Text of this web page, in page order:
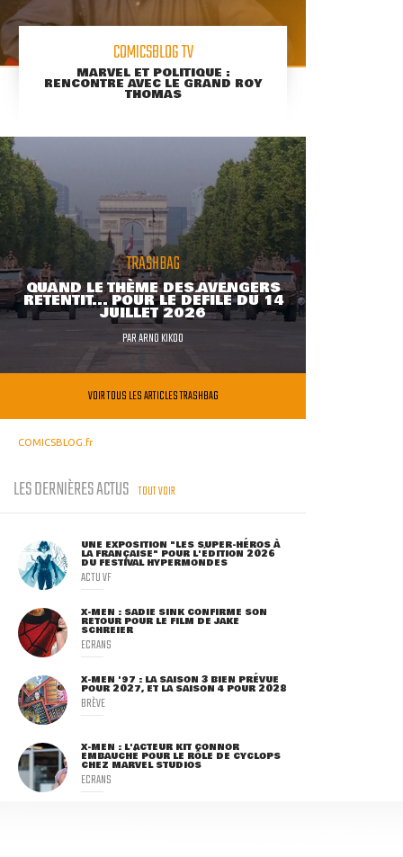
COMICSBLOG TV
MARVEL ET POLITIQUE :
RENCONTRE AVEC LE GRAND ROY
THOMAS
TRASHBAG
QUAND LE THÈME DES AVENGERS
RETENTIT... POUR LE DÉFILÉ DU 14
JUILLET 2026
PARARNO KIKOO
VOIR TOUS LES ARTICLES TRASHBAG
COMICSBLOG.fr
LES DERNIÈRES ACTUS TOUT VOIR
UNE EXPOSITION "LES SUPER-HÉROS À
LA FRANÇAISE" POUR L'ÉDITION 2026
DU FESTIVAL HYPERMONDES
ACTU VF
X-MEN : SADIE SINK CONFIRME SON
RETOUR POUR LE FILM DE JAKE
SCHREIER
ECRANS
X-MEN '97 : LA SAISON 3 BIEN PRÉVUE
POUR 2027, ET LA SAISON 4 POUR 2028
BRÈVE
X-MEN : L'ACTEUR KIT CONNOR
EMBAUCHÉ POUR LE RÔLE DE CYCLOPS
CHEZ MARVEL STUDIOS
ECRANS